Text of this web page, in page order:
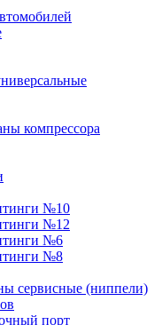
компрессора
№10
№12
№6
№8
сервисные (ниппели)
порт